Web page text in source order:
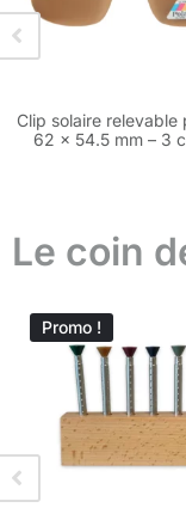
Clip solaire relevable
62 x 54.5 mm – 3
Le coin
Promo !